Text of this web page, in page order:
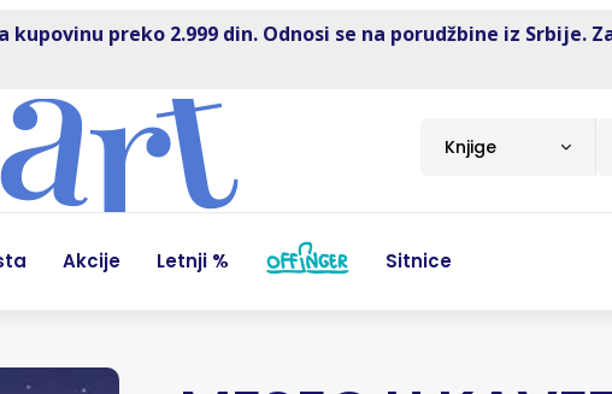
preko 2.999 din. Odnosi se na porudžbine iz Srbije.
Knjige
Akcije Letnji % Sitnice